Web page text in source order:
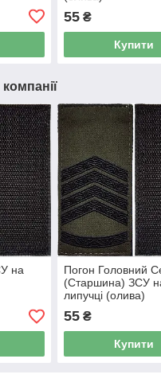
55₴
Купити
на
Погон Головний
(Старшина) ЗСУ
липучці (олива)
55₴
Купити